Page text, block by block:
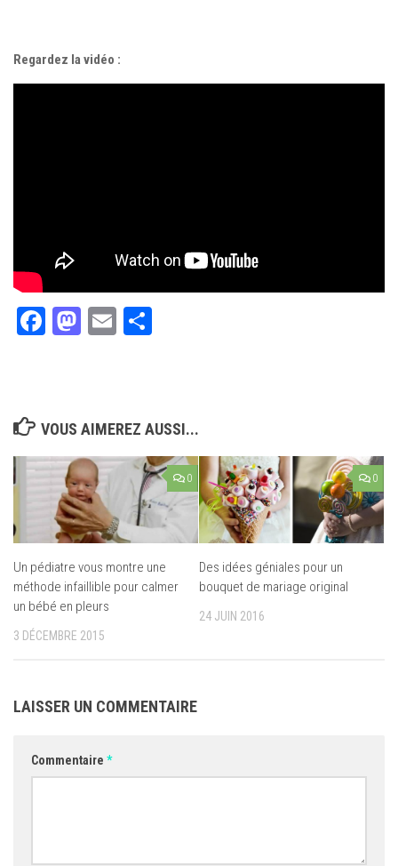
Regardez la vidéo :
Facebook
Mastodon
Email
VOUS AIMEREZ AUSSI...
0
Un pédiatre vous montre une
méthode infaillible pour calmer
un bébé en pleurs
3 DÉCEMBRE 2015
0
Des idées géniales pour un
bouquet de mariage original
24 JUIN 2016
LAISSER UN COMMENTAIRE
Commentaire *